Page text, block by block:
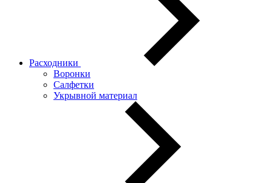
Расходники
Воронки
Салфетки
Укрывной материал